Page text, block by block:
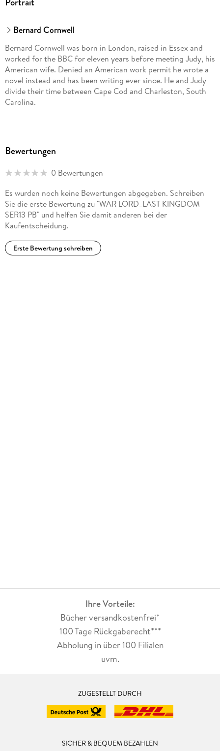
Bernard Cornwell
Bernard Cornwell was born in London, raised in Essex and
worked for the BBC for eleven years before meeting Judy, his
American wife. Denied an American work permit he wrote a
novel instead and has been writing ever since. He and Judy
divide their time between Cape Cod and Charleston, South
Carolina.
Bewertungen
0 Bewertungen
Es wurden noch keine Bewertungen abgegeben. Schreiben
Sie die erste Bewertung zu "WAR LORD_LAST KINGDOM
SER13 PB" und helfen Sie damit anderen bei der
Kaufentscheidung.
Erste Bewertung schreiben
Ihre Vorteile:
Bücher versandkostenfrei*
100 Tage Rückgaberecht***
Abholung in über 100 Filialen
uvm.
ZUGESTELLT DURCH
SICHER & BEQUEM BEZAHLEN